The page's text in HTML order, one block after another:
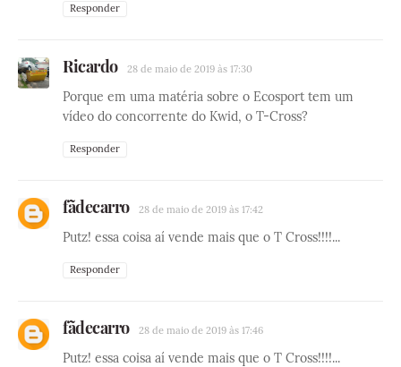
Responder
Ricardo 28 de maio de 2019 às 17:30
Porque em uma matéria sobre o Ecosport tem um
vídeo do concorrente do Kwid, o T-Cross?
Responder
fãdecarro 28 de maio de 2019 às 17:42
Putz! essa coisa aí vende mais que o T Cross!!!!...
Responder
fãdecarro 28 de maio de 2019 às 17:46
Putz! essa coisa aí vende mais que o T Cross!!!!...